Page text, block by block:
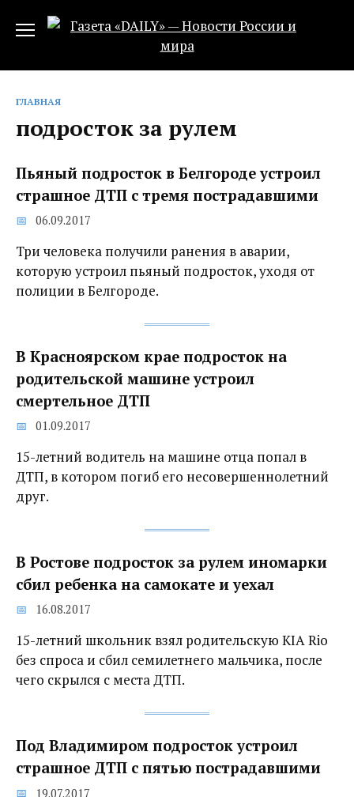
ГЛАВНАЯ
подросток за рулем
Пьяный подросток в Белгороде устроил
страшное ДТП с тремя пострадавшими
06.09.2017
Три человека получили ранения в аварии,
которую устроил пьяный подросток, уходя от
полиции в Белгороде.
В Красноярском крае подросток на
родительской машине устроил
смертельное ДТП
01.09.2017
15-летний водитель на машине отца попал в
ДТП, в котором погиб его несовершеннолетний
друг.
В Ростове подросток за рулем иномарки
сбил ребенка на самокате и уехал
16.08.2017
15-летний школьник взял родительскую KIA Rio
без спроса и сбил семилетнего мальчика, после
чего скрылся с места ДТП.
Под Владимиром подросток устроил
страшное ДТП с пятью пострадавшими
19.07.2017